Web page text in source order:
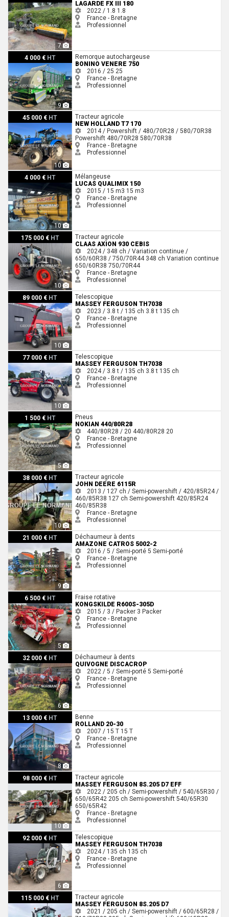
7
LAGARDE FX III 180
2022 / 1.8 1.8
France - Bretagne
Professionnel
4 000 € HT
9
Bonino VENERE 750
Remorque autochargeuse
BONINO VENERE 750
2016 / 25 25
France - Bretagne
Professionnel
45 000 € HT
10
New Holland T7 170
Tracteur agricole
NEW HOLLAND T7 170
2014 / Powershift / 480/70R28 / 580/70R38
Powershift 480/70R28 580/70R38
France - Bretagne
Professionnel
4 000 € HT
10
Lucas Qualimix 150
Mélangeuse
LUCAS QUALIMIX 150
2015 / 15 m3 15 m3
France - Bretagne
Professionnel
175 000 € HT
10
Claas AXION 930 CEBIS Tracteur agricole
CLAAS AXION 930 CEBIS
2024 / 348 ch / Variation continue /
650/60R38 / 750/70R44 348 ch Variation continue
650/60R38 750/70R44
France - Bretagne
Professionnel
89 000 € HT
10
Massey Ferguson TH7038Telescopique
MASSEY FERGUSON TH7038
2023 / 3.8 t / 135 ch 3.8 t 135 ch
France - Bretagne
Professionnel
77 000 € HT
10
Massey Ferguson TH7038Telescopique
MASSEY FERGUSON TH7038
2024 / 3.8 t / 135 ch 3.8 t 135 ch
France - Bretagne
Professionnel
1 500 € HT
5
Nokian 440/80R28
Pneus
NOKIAN 440/80R28
440/80R28 / 20 440/80R28 20
France - Bretagne
Professionnel
38 000 € HT
10
John Deere 6115R
Tracteur agricole
JOHN DEERE 6115R
2013 / 127 ch / Semi-powershift / 420/85R24 /
460/85R38 127 ch Semi-powershift 420/85R24
460/85R38
France - Bretagne
Professionnel
21 000 € HT
9
Amazone Catros 5002-2Déchaumeur à dents
AMAZONE CATROS 5002-2
2016 / 5 / Semi-porté 5 Semi-porté
France - Bretagne
Professionnel
6 500 € HT
5
Kongskilde R600S-305DFraise rotative
KONGSKILDE R600S-305D
2015 / 3 / Packer 3 Packer
France - Bretagne
Professionnel
32 000 € HT
6
Quivogne Discacrop
Déchaumeur à dents
QUIVOGNE DISCACROP
2022 / 5 / Semi-porté 5 Semi-porté
France - Bretagne
Professionnel
13 000 € HT
8
Rolland 20-30
Benne
ROLLAND 20-30
2007 / 15 T 15 T
France - Bretagne
Professionnel
98 000 € HT
10
Massey Ferguson 8S.205 D7 EFFTracteur agricole
MASSEY FERGUSON 8S.205 D7 EFF
2022 / 205 ch / Semi-powershift / 540/65R30 /
650/65R42 205 ch Semi-powershift 540/65R30
650/65R42
France - Bretagne
Professionnel
92 000 € HT
6
Massey Ferguson TH7038Telescopique
MASSEY FERGUSON TH7038
2024 / 135 ch 135 ch
France - Bretagne
Professionnel
115 000 € HT
Massey Ferguson 8S.205 D7Tracteur agricole
MASSEY FERGUSON 8S.205 D7
2021 / 205 ch / Semi-powershift / 600/65R28 /